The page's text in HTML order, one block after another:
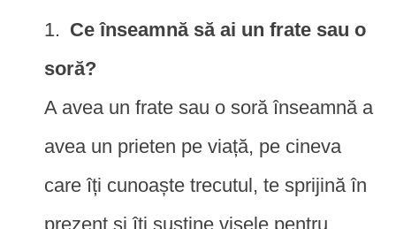
Ce înseamnă să ai un frate sau o
soră?
A avea un frate sau o soră înseamnă a
avea un prieten pe viață, pe cineva
care îți cunoaște trecutul, te sprijină în
prezent și îți susține visele pentru